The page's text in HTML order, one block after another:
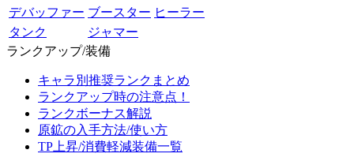
デバッファー ブースター ヒーラー
タンク
ジャマー
ランクアップ/装備
キャラ別推奨ランクまとめ
ランクアップ時の注意点！
ランクボーナス解説
原鉱の入手方法/使い方
TP上昇/消費軽減装備一覧